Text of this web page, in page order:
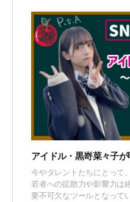
アイドル・黒嵜菜々子
今やタレントたちにとって
若者への拡散力や影響力は
要不可欠なツールとなっています。 その中で